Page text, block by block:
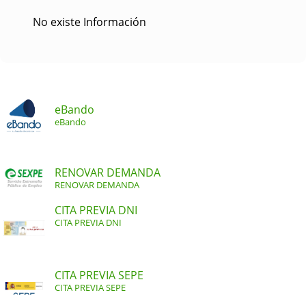
No existe Información
eBando
eBando
RENOVAR DEMANDA
RENOVAR DEMANDA
CITA PREVIA DNI
CITA PREVIA DNI
CITA PREVIA SEPE
CITA PREVIA SEPE